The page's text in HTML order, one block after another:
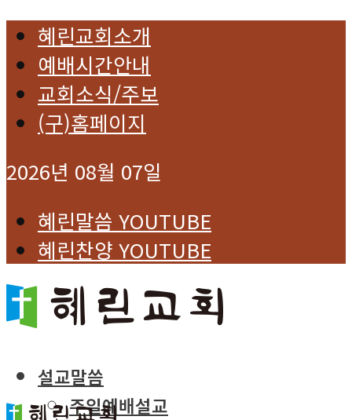
혜린교회소개
예배시간안내
교회소식/주보
(구)홈페이지
2026년 08월 07일
혜린말씀 YOUTUBE
혜린찬양 YOUTUBE
설교말씀
주일예배설교